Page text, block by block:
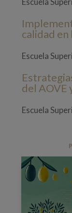
calidad
Escuela
del AOVE
Escuela